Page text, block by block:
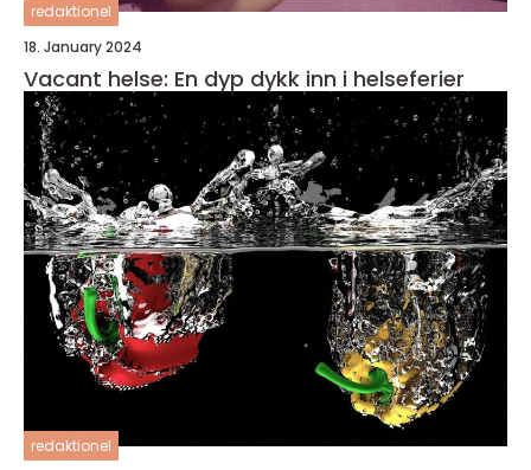
redaktionel
18. January 2024
Vacant helse: En dyp dykk inn i helseferier
redaktionel